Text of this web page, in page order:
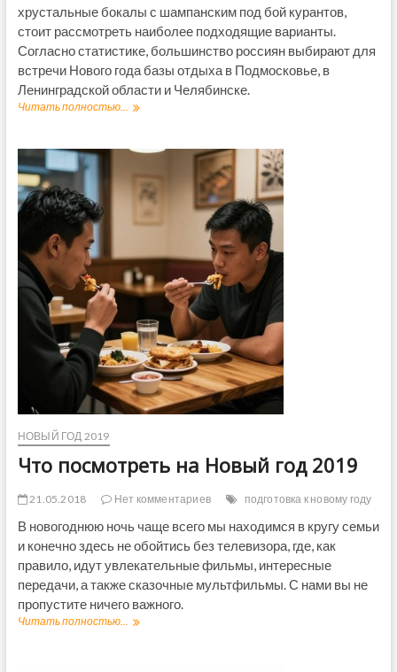
хрустальные бокалы с шампанским под бой курантов,
стоит рассмотреть наиболее подходящие варианты.
Согласно статистике, большинство россиян выбирают для
встречи Нового года базы отдыха в Подмосковье, в
Ленинградской области и Челябинске.
Читать полностью... Б
ы
н
а
Н
в
ы
й
г
о
д
9
НОВЫЙ ГОД 2019
Что посмотреть на Новый год 2019
21.05.2018 Нет комментариев подготовка к новому году
В новогоднюю ночь чаще всего мы находимся в кругу семьи
и конечно здесь не обойтись без телевизора, где, как
правило, идут увлекательные фильмы, интересные
передачи, а также сказочные мультфильмы. С нами вы не
пропустите ничего важного.
Читать полностью... Ч